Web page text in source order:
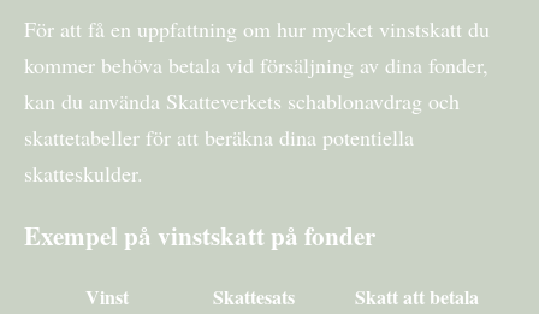
För att få en uppfattning om hur mycket vinstskatt du
kommer behöva betala vid försäljning av dina fonder,
kan du använda Skatteverkets schablonavdrag och
skattetabeller för att beräkna dina potentiella
skatteskulder.
Exempel på vinstskatt på fonder
Vinst Skattesats Skatt att betala